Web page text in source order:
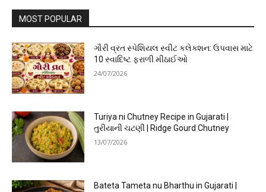
MOST POPULAR
ગૌરી વ્રત સ્પેશિયલ સ્વીટ કલેક્શન: ઉપવાસ માટે
10 સ્વાદિષ્ટ ફરાળી મીઠાઈઓ
24/07/2026
Turiya ni Chutney Recipe in Gujarati |
તુરીયાની ચટણી | Ridge Gourd Chutney
13/07/2026
Bateta Tameta nu Bharthu in Gujarati |